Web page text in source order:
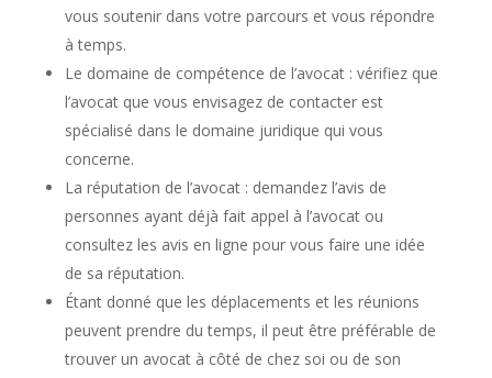
vous soutenir dans votre parcours et vous répondre
à temps.
Le domaine de compétence de l’avocat : vérifiez que
l’avocat que vous envisagez de contacter est
spécialisé dans le domaine juridique qui vous
concerne.
La réputation de l’avocat : demandez l’avis de
personnes ayant déjà fait appel à l’avocat ou
consultez les avis en ligne pour vous faire une idée
de sa réputation.
Étant donné que les déplacements et les réunions
peuvent prendre du temps, il peut être préférable de
trouver un avocat à côté de chez soi ou de son